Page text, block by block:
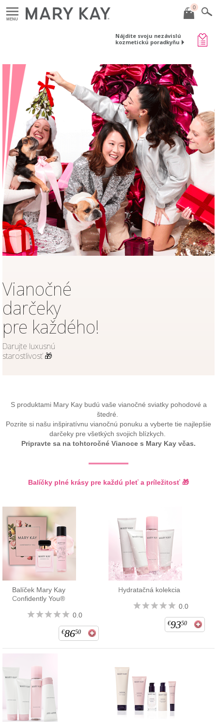
MENU
0
Nájdite svoju nezávislú
kozmetickú poradkyňu
Vianočné
darčeky
pre každého!
Darujte luxusnú
starostlivosť 🎁
S produktami Mary Kay budú vaše vianočné sviatky pohodové a
štedré.
Pozrite si našu inšpiratívnu vianočnú ponuku a vyberte tie najlepšie
darčeky pre všetkých svojich blízkych.
Pripravte sa na tohtoročné Vianoce s Mary Kay včas.
Balíčky plné krásy pre každú pleť a príležitosť 🎁
Balíček Mary Kay
Confidently You®
0.0
€8650
Hydratačná kolekcia
0.0
€9350